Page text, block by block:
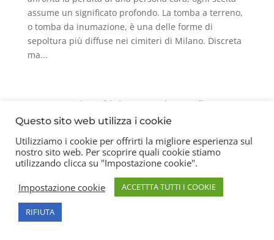
assume un significato profondo. La tomba a terreno,
o tomba da inumazione, è una delle forme di
sepoltura più diffuse nei cimiteri di Milano. Discreta
ma...
Contatti Chi siamo Privacy Policy
Copyright 2026 © Frigerio Renzo Snc P.IVA
08003270157
Questo sito web utilizza i cookie
Utilizziamo i cookie per offrirti la migliore esperienza sul
nostro sito web. Per scoprire quali cookie stiamo
utilizzando clicca su "Impostazione cookie".
Impostazione cookie
ACCETTTA TUTTI I COOKIE
RIFIUTA